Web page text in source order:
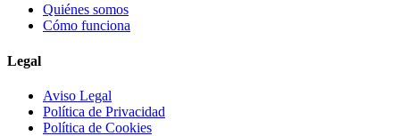
Quiénes somos
Cómo funciona
Legal
Aviso Legal
Política de Privacidad
Política de Cookies